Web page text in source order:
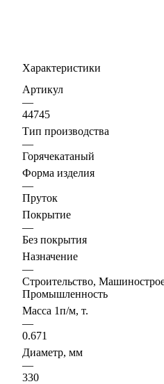
Характеристики
Артикул
—
44745
Тип производства
—
Горячекатаный
Форма изделия
—
Пруток
Покрытие
—
Без покрытия
Назначение
—
Строительство,
Промышленность
Масса 1п/м, т.
—
0.671
Диаметр, мм
—
330